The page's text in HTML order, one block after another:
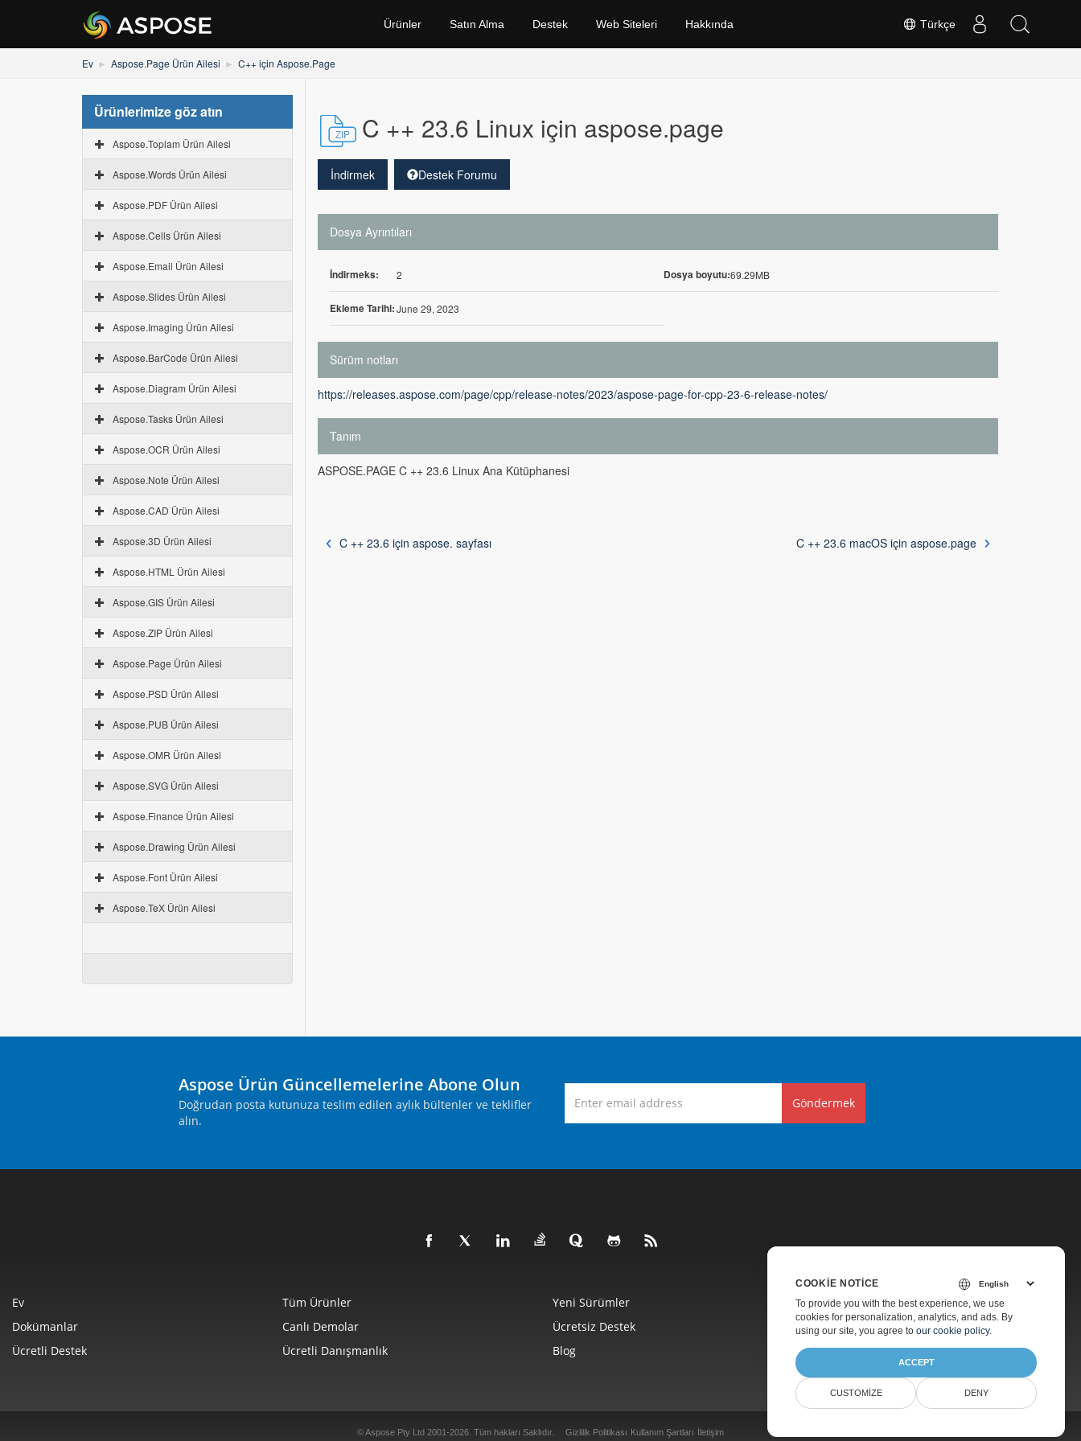
Türkçe
Ürünler Satın Alma Destek Web Siteleri Hakkında
Ev Aspose.Page Ürün Ailesi C++ için Aspose.Page
Ürünlerimize göz atın
Aspose.Toplam Ürün Ailesi
Aspose.Words Ürün Ailesi
Aspose.PDF Ürün Ailesi
Aspose.Cells Ürün Ailesi
Aspose.Email Ürün Ailesi
Aspose.Slides Ürün Ailesi
Aspose.Imaging Ürün Ailesi
Aspose.BarCode Ürün Ailesi
Aspose.Diagram Ürün Ailesi
Aspose.Tasks Ürün Ailesi
Aspose.OCR Ürün Ailesi
Aspose.Note Ürün Ailesi
Aspose.CAD Ürün Ailesi
Aspose.3D Ürün Ailesi
Aspose.HTML Ürün Ailesi
Aspose.GIS Ürün Ailesi
Aspose.ZIP Ürün Ailesi
Aspose.Page Ürün Ailesi
Aspose.PSD Ürün Ailesi
Aspose.PUB Ürün Ailesi
Aspose.OMR Ürün Ailesi
Aspose.SVG Ürün Ailesi
Aspose.Finance Ürün Ailesi
Aspose.Drawing Ürün Ailesi
Aspose.Font Ürün Ailesi
Aspose.TeX Ürün Ailesi
C ++ 23.6 Linux için aspose.page
İndirmek Destek Forumu
Dosya Ayrıntıları
İndirmeks: 2 Dosya boyutu:69.29MB
Ekleme Tarihi:June 29, 2023
Sürüm notları
https://releases.aspose.com/page/cpp/release-notes/2023/aspose-page-for-cpp-23-6-release-notes/
Tanım
ASPOSE.PAGE C ++ 23.6 Linux Ana Kütüphanesi
C ++ 23.6 için aspose. sayfası C ++ 23.6 macOS için aspose.page
Aspose Ürün Güncellemelerine Abone Olun
Doğrudan posta kutunuza teslim edilen aylık bültenler ve teklifler
alın.
Göndermek
Ev Tüm Ürünler Yeni Sürümler
Fiyatlandırma
Dokümanlar
Canlı Demolar Ücretsiz Destek
Ücretsiz Danışmanlık
Ücretli Destek
Ücretli Danışmanlık Blog Hakkında
© Aspose Pty Ltd 2001-2026. Tüm hakları Saklıdır. Gizlilik Politikası Kullanım Şartları İletişim
COOKIE NOTICE
To provide you with the best experience, we use
cookies for personalization, analytics, and ads. By
using our site, you agree to our cookie policy.
ACCEPT
CUSTOMIZE DENY